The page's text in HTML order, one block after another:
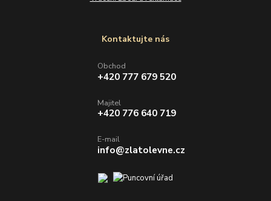
Kontaktujte nás
Obchod
+420 777 679 520
Majitel
+420 776 640 719
E-mail
info@zlatolevne.cz